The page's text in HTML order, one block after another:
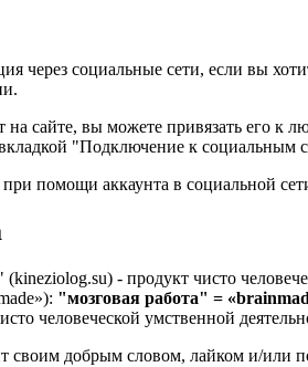
через социальные сети, если вы
на сайте, вы можете привязать его
"Подключение к социальным
помощи аккаунта в социальной
- продукт чисто
"мозговая работа" =
человеческой умственной
своим добрым словом, лайком и/или